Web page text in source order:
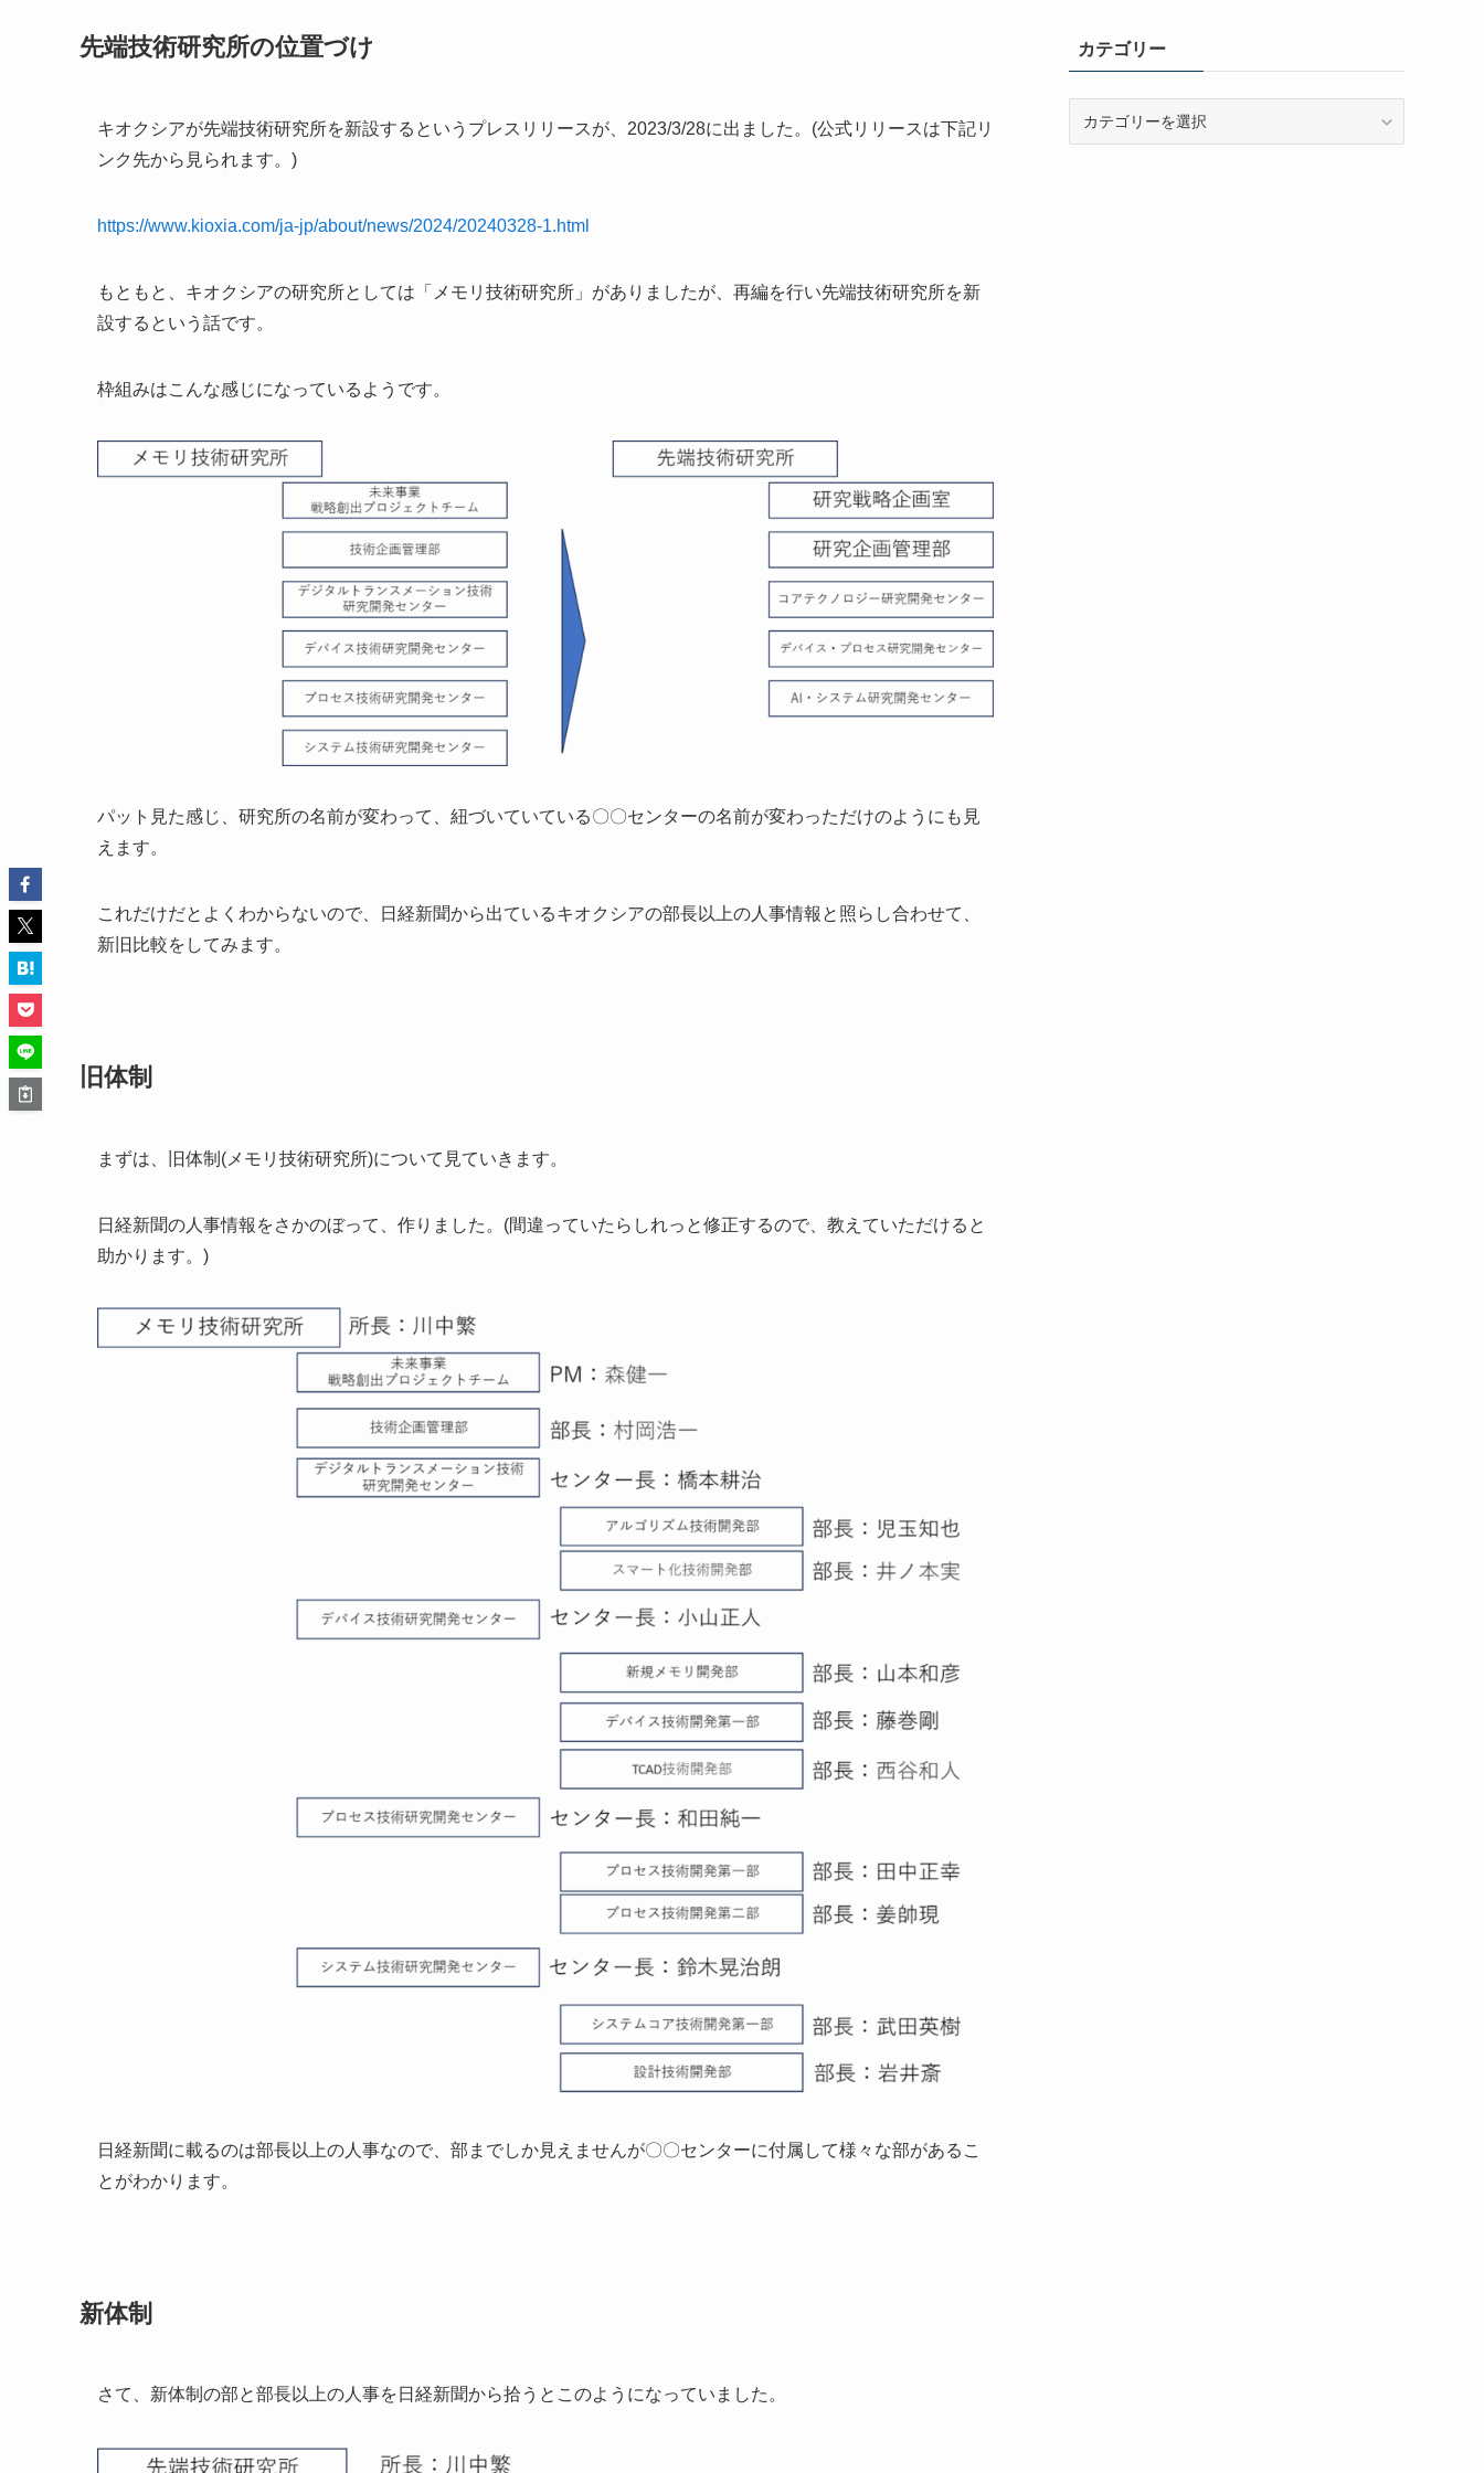
先端技術研究所の位置づけ
キオクシアが先端技術研究所を新設するというプレスリリースが、2023/3/28に出ました。(公式リリースは下記リ
ンク先から見られます。)
https://www.kioxia.com/ja-jp/about/news/2024/20240328-1.html
もともと、キオクシアの研究所としては「メモリ技術研究所」がありましたが、再編を行い先端技術研究所を新
設するという話です。
枠組みはこんな感じになっているようです。
パット見た感じ、研究所の名前が変わって、紐づいていている〇〇センターの名前が変わっただけのようにも見
えます。
これだけだとよくわからないので、日経新聞から出ているキオクシアの部長以上の人事情報と照らし合わせて、
新旧比較をしてみます。
旧体制
まずは、旧体制(メモリ技術研究所)について見ていきます。
日経新聞の人事情報をさかのぼって、作りました。(間違っていたらしれっと修正するので、教えていただけると
助かります。)
日経新聞に載るのは部長以上の人事なので、部までしか見えませんが〇〇センターに付属して様々な部があるこ
とがわかります。
新体制
さて、新体制の部と部長以上の人事を日経新聞から拾うとこのようになっていました。
ブカテゴリー